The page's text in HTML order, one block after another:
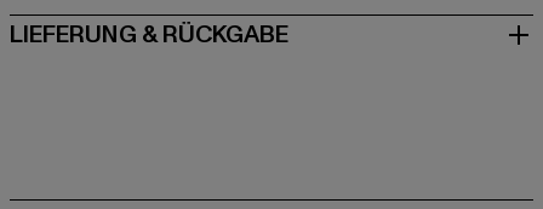
LIEFERUNG & RÜCKGABE